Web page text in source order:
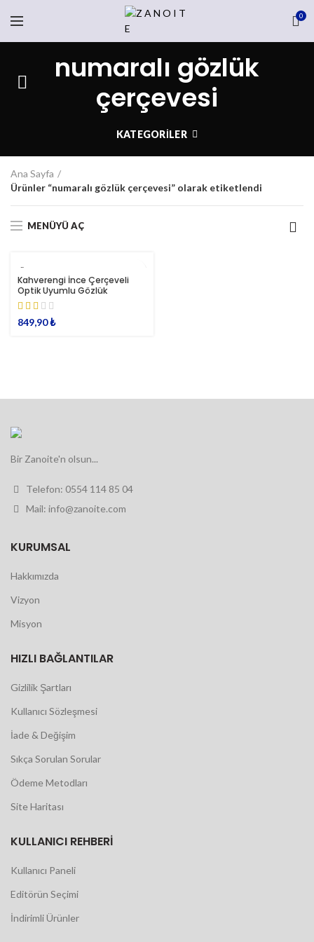
0
numaralı gözlük
çerçevesi
KATEGORILER
Ana Sayfa
Ürünler “numaralı gözlük çerçevesi” olarak etiketlendi
MENÜYÜ AÇ
TÜKENDI
Kahverengi İnce Çerçeveli
Optik Uyumlu Gözlük
849,90₺
Bir Zanoite'n olsun...
Telefon: 0554 114 85 04
Mail: info@zanoite.com
KURUMSAL
Hakkımızda
Vizyon
Misyon
HIZLI BAĞLANTILAR
Gizlilik Şartları
Kullanıcı Sözleşmesi
İade & Değişim
Sıkça Sorulan Sorular
Ödeme Metodları
Site Haritası
KULLANICI REHBERI
Kullanıcı Paneli
Editörün Seçimi
İndirimli Ürünler